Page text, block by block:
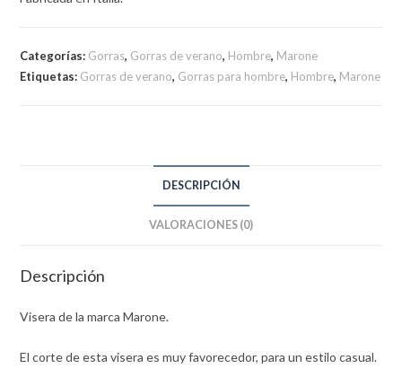
Categorías: Gorras, Gorras de verano, Hombre, Marone
Etiquetas: Gorras de verano, Gorras para hombre, Hombre, Marone
DESCRIPCIÓN
VALORACIONES (0)
Descripción
Visera de la marca Marone.
El corte de esta visera es muy favorecedor, para un estilo casual.